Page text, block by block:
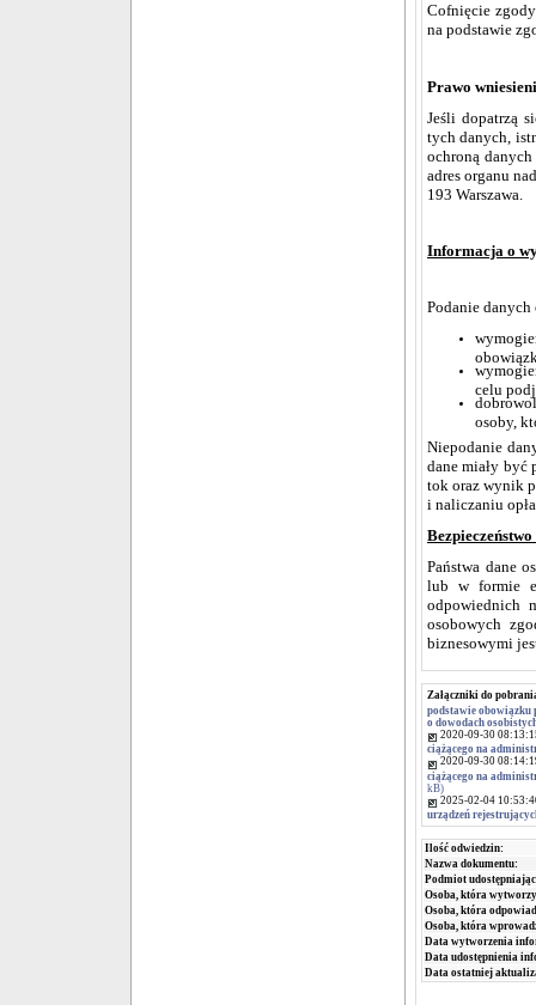
Cofnięcie
na podstawie
Prawo
Jeśli dopatrzą
tych danych,
ochroną
adres organu
193 Warszawa.
Informacja o
Podanie
celu
osoby,
Niepodanie
dane miały być
tok oraz wynik
i naliczaniu
Państwa dane
lub w formie
odpowiednich
osobowych
biznesowymi
Załączniki do
podstawie obowiązku
o dowodach
2020-09-30
ciążącego na
2020-09-30
ciążącego na
kB)
2025-02-04
urządzeń
Ilość odwiedzin:
Nazwa dokumentu:
Podmiot
Osoba, która
Osoba, która
Osoba, która
Data wytworzenia
Data udostępnienia
Data ostatniej